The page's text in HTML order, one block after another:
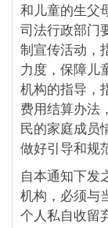
和儿童的生父
司法行政部门
制宣传活动，
力度，保障儿
机构的指导，
费用结算办法
民的家庭成员
做好引导和规
自本通知下发
机构，必须与
个人私自收留